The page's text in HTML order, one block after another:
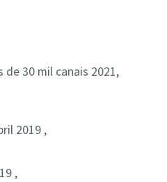
de 30 mil canais 2021,
2019 ,
,